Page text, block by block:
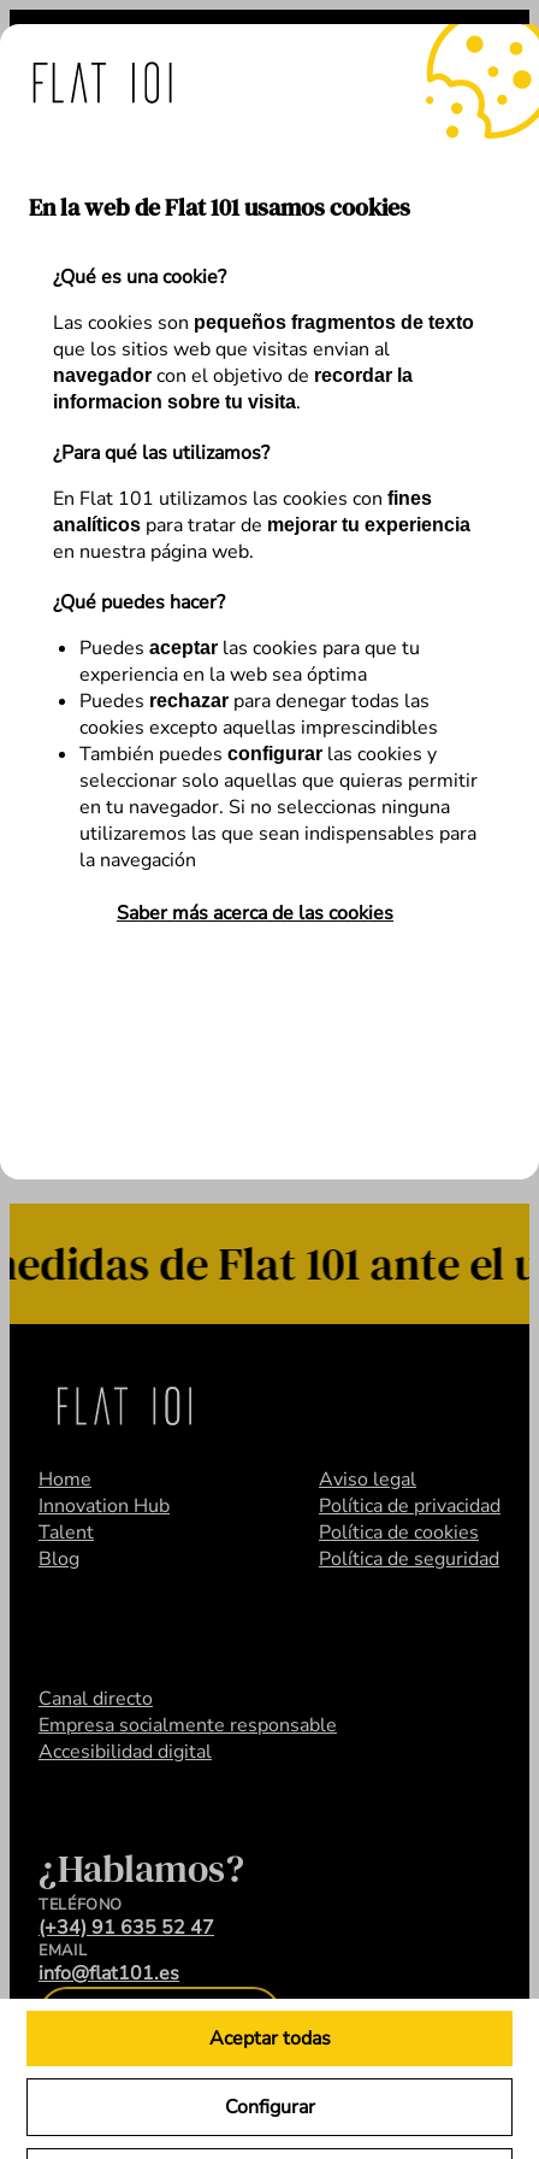
En la web de Flat 101 usamos cookies
¿Qué es una cookie?
Las cookies son pequeños fragmentos de texto
que los sitios web que visitas envian al
navegador con el objetivo de recordar la
informacion sobre tu visita.
¿Para qué las utilizamos?
En Flat 101 utilizamos las cookies con fines
analíticos para tratar de mejorar tu experiencia
en nuestra página web.
¿Qué puedes hacer?
Puedes aceptar las cookies para que tu
experiencia en la web sea óptima
Puedes rechazar para denegar todas las
cookies excepto aquellas imprescindibles
También puedes configurar las cookies y
seleccionar solo aquellas que quieras permitir
en tu navegador. Si no seleccionas ninguna
utilizaremos las que sean indispensables para
la navegación
Saber más acerca de las cookies
Configurar
Aceptar todas
Saltar
contenido
Etiqueta:modelo de negocio
Conversión – CRO
Cómo elegir tu modelo de
negocio
En la mayoría de las ocasiones el gran
de Flat 101 ante el
Home
Innovation Hub
Talent
Blog
Aviso legal
Política de privacidad
Política de cookies
Política de seguridad
Canal directo
Empresa socialmente responsable
Accesibilidad digital
¿Hablamos?
TELÉFONO
(+34) 91 635 52 47
EMAIL
info@flat101.es
CONTACTA
LinkedInInstagramYouTube
X